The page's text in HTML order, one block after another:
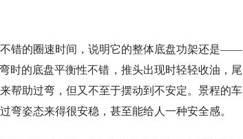
错的圈速时间，说明它的整体底盘功架还是——
时的底盘平衡性不错，推头出现时轻轻收油，尾
帮助过弯，但又不至于摆动到不安定。景程的车
弯姿态来得很安稳，甚至能给人一种安全感。